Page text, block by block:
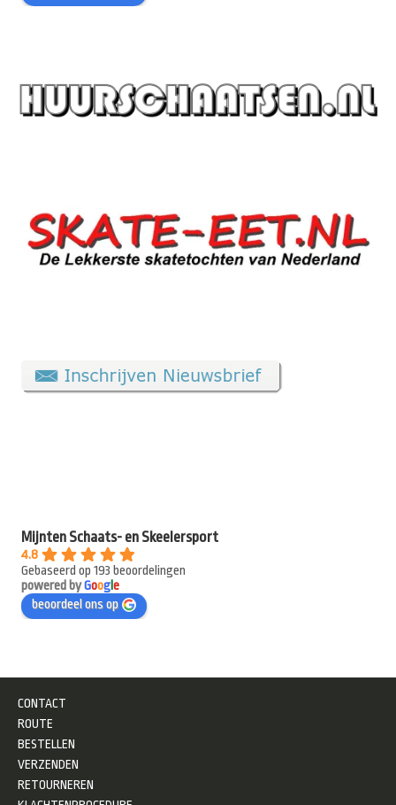
Mijnten Schaats- en Skeelersport
4.8
Gebaseerd op 193 beoordelingen
powered byGooge
beoordeel ons op
CONTACT
ROUTE
BESTELLEN
VERZENDEN
RETOURNEREN